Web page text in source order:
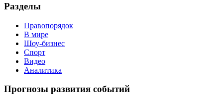
Разделы
Правопорядок
В мире
Шоу-бизнес
Спорт
Видео
Аналитика
Прогнозы развития событий